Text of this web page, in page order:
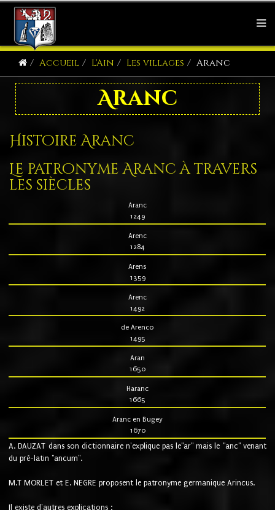
Accueil L'Ain Les villages Aranc
Aranc
Histoire Aranc
Le patronyme Aranc à travers
les siècles
Aranc
1249
Arenc
1284
Arens
1359
Arenc
1492
de Arenco
1495
Aran
1650
Haranc
1665
Aranc en Bugey
1670
A. DAUZAT dans son dictionnaire n'explique pas le"ar" mais le "anc" venant
du pré-latin "ancum".
M.T MORLET et E. NEGRE proposent le patronyme germanique Arincus.
Il existe d'autres explications :